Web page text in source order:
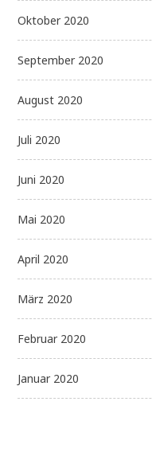
Oktober 2020
September 2020
August 2020
Juli 2020
Juni 2020
Mai 2020
April 2020
März 2020
Februar 2020
Januar 2020